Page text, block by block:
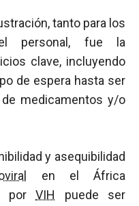
tanto para los
personal, fue la
clave, incluyendo
de espera hasta ser
medicamentos y/o
y asequibilidad
en el África
porVIH
puede ser